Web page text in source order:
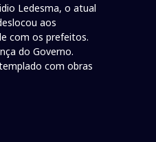
Ledesma, o atual
aos
com os prefeitos.
do Governo.
com obras